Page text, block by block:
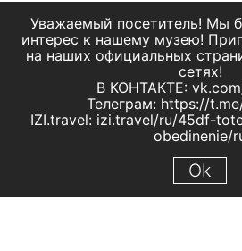
Уважаемый посетитель! Мы
интерес к нашему музею!
на наших официальных
сетях!
В КОНТАКТЕ:
Телеграм: https://
IZI.travel: izi.travel/ru/45df-
obedinenie/
Ok